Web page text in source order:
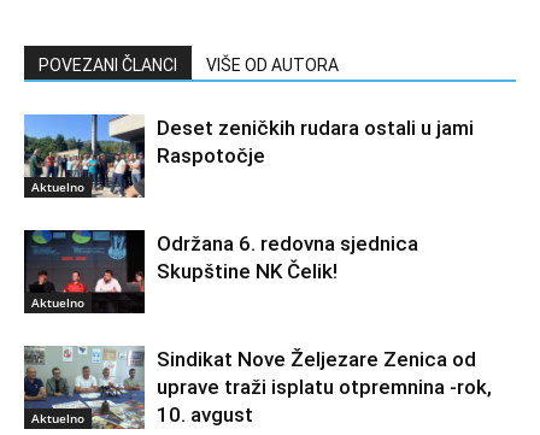
POVEZANI ČLANCI VIŠE OD AUTORA
Aktuelno
Deset zeničkih rudara ostali u jami
Raspotočje
Aktuelno
Održana 6. redovna sjednica
Skupštine NK Čelik!
Aktuelno
Sindikat Nove Željezare Zenica od
uprave traži isplatu otpremnina -rok,
10. avgust